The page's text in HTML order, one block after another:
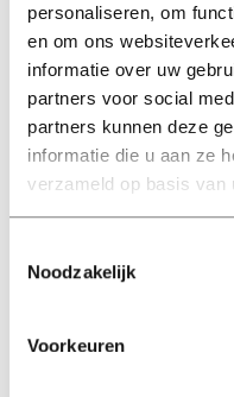
personaliseren, om
en om ons
informatie over uw
partners voor social
partners kunnen deze
informatie die u aan ze
verzameld op basis van
Noodzakelijk
Voorkeuren
Ook werken ze aan
voor leermaterialen,
Eerder waren
eenversnellingsplan
nu doet de rest dus ook
De vraag is nog wel
betalen. “Als we die
dan beperken we de
af te wentelen op de
dat kunnen ze niet